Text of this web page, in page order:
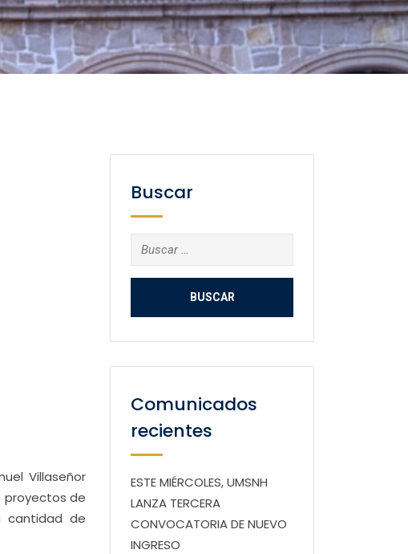
Villaseñor
proyectos de
cantidad de
Buscar
Buscar:
Comunicados
recientes
ESTE MIÉRCOLES, UMSNH
LANZA TERCERA
CONVOCATORIA DE NUEVO
INGRESO